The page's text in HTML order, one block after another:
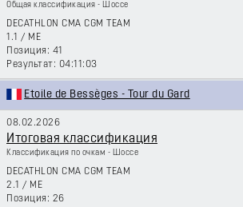
Общая классификация - Шоссе
DECATHLON CMA CGM TEAM
1.1 / ME
41
04:11:03
Etoile de Bessèges - Tour du Gard
08.02.2026
Итоговая классификация
Классификация по очкам - Шоссе
DECATHLON CMA CGM TEAM
2.1 / ME
26